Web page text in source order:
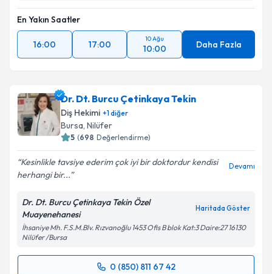
En Yakın Saatler
16:00 17:00
10 Ağu
10:00 Daha Fazla
Dr. Dt. Burcu Çetinkaya Tekin
Diş Hekimi +1diğer
Bursa, Nilüfer
5 (698 Değerlendirme)
Kesinlikle tavsiye ederim çok iyi bir doktordur kendisi
herhangi bir...
Devamı
Dr. Dt. Burcu Çetinkaya Tekin Özel
Muayenehanesi
Haritada Göster
İhsaniye Mh. F.S.M.Blv. Rızvanoğlu 1453 Ofis B blok Kat:3 Daire:27 16130
Nilüfer /Bursa
0 (850) 811 67 42